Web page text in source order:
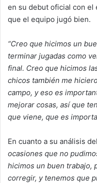
en su debut oficial con el
que el equipo jugó bien.
“Creo que hicimos un
terminar jugadas como
final. Creo que hicimos
chicos también me
campo, y eso es
mejorar cosas, así que
que viene, que es
En cuanto a su análisis
ocasiones que no
hicimos un buen trabajo,
corregir, y tenemos que